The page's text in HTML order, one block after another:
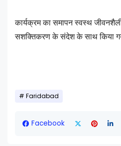
कार्यक्रम का समापन स्वस्थ
सशक्तिकरण के संदेश के साथ किया
Faridabad
Facebook